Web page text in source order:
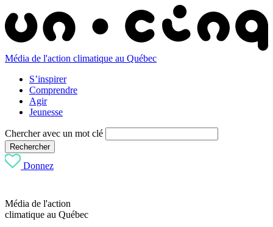
Média de l'action climatique au Québec
S’inspirer
Comprendre
Agir
Jeunesse
Chercher avec un mot clé
Rechercher
Donnez
Média de l'action
climatique au Québec